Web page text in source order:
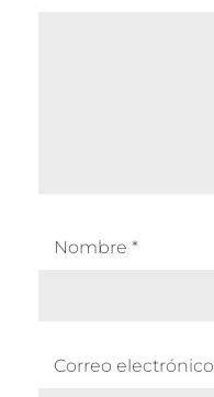
Nombre *
Correo electrónico